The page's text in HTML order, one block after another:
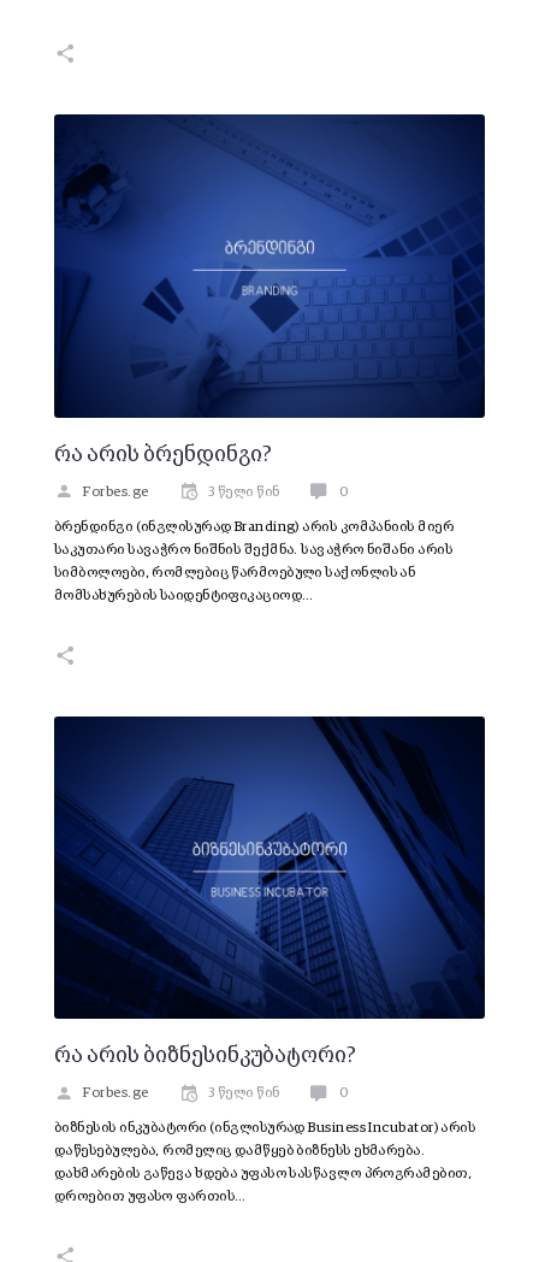
რა არის ბრენდინგი?
Forbes.ge 3 წელი წინ 0
ბრენდინგი (ინგლისურად Branding) არის კომპანიის მიერ
საკუთარი სავაჭრო ნიშნის შექმნა. სავაჭრო ნიშანი არის
სიმბოლოები, რომლებიც წარმოებული საქონლის ან
მომსახურების საიდენტიფიკაციოდ…
რა არის ბიზნესინკუბატორი?
Forbes.ge 3 წელი წინ 0
ბიზნესის ინკუბატორი (ინგლისურად Business Incubator) არის
დაწესებულება, რომელიც დამწყებ ბიზნესს ეხმარება.
დახმარების გაწევა ხდება უფასო სასწავლო პროგრამებით,
დროებით უფასო ფართის…